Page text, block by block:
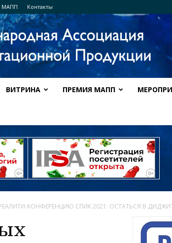
МАПП Контакты
ВИТРИНА ПРЕМИЯ МАПП
РЕАЛИТИ-КОНФЕРЕНЦИЮ СПИК 2021: ОСТАТЬСЯ В